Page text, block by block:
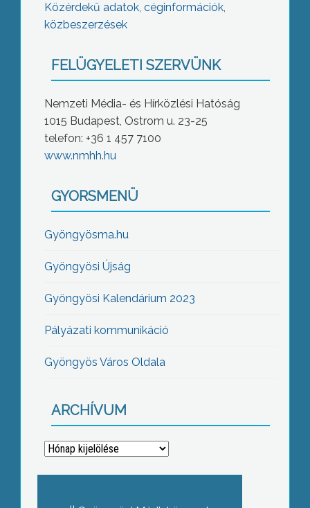
Közérdekű adatok, céginformációk,
közbeszerzések
FELÜGYELETI SZERVÜNK
Nemzeti Média- és Hírközlési Hatóság
1015 Budapest, Ostrom u. 23-25
telefon: +36 1 457 7100
www.nmhh.hu
GYORSMENÜ
Gyöngyösma.hu
Gyöngyösi Újság
Gyöngyösi Kalendárium 2023
Pályázati kommunikáció
Gyöngyös Város Oldala
ARCHÍVUM
Archívum